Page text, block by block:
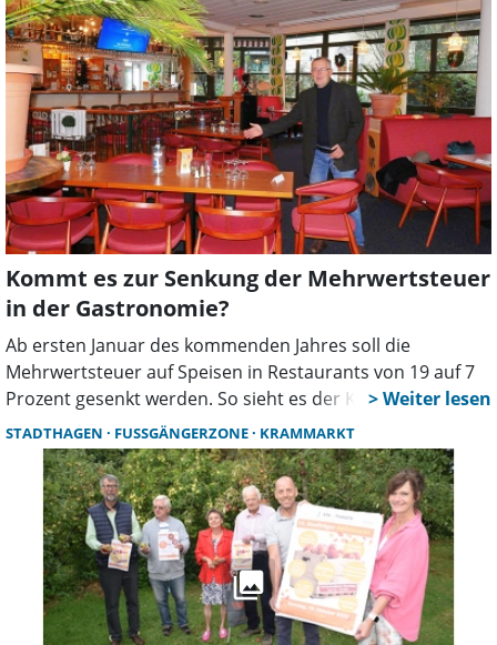
Kommt es zur Senkung der Mehrwertsteuer
in der Gastronomie?
Ab ersten Januar des kommenden Jahres soll die
Mehrwertsteuer auf Speisen in Restaurants von 19 auf 7
Prozent gesenkt werden. So sieht es der Koalitionsvertrag
der Bundesregierung vor. Im Endspurt, vor
entscheidenden Abstimmungen dazu, grätscht
Niedersachsens Finanzminister Gerald Heere (Grüne) mit
der Warnung dazwischen, dass für die Bundesländer zu
hohe Kosten dadurch entstehen würden. Außerdem
fordert er die Bundesregierung dazu auf, mehr gegen die
Steuerhinterziehung im Gastrogewerbe zu unternehmen.
Wer von Steuersenkungen profitieren wolle, müsse auch
mehr gegen die alltägliche Steuerhinterziehung
STADTHAGEN FUSSGÄNGERZONE KRAMMARKT